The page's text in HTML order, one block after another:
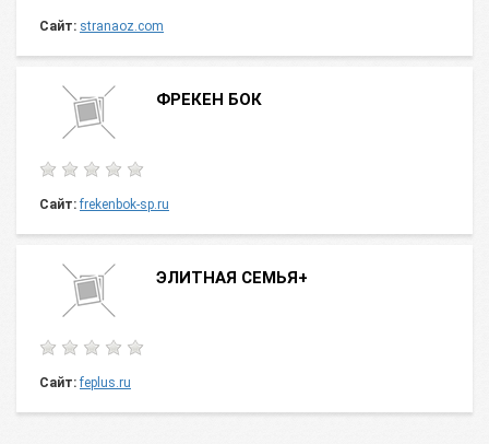
Сайт: stranaoz.com
ФРЕКЕН БОК
Сайт: frekenbok-sp.ru
ЭЛИТНАЯ СЕМЬЯ+
Сайт: feplus.ru